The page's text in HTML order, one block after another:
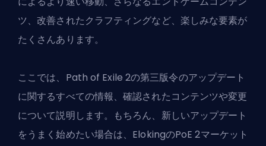
ツ、改善されたクラフティングなど、楽しみな要素が
たくさんあります。
ここでは、Path of Exile 2の第三版令のアップデート
に関するすべての情報、確認されたコンテンツや変更
について説明します。もちろん、新しいアップデート
をうまく始めたい場合は、 ElokingのPoE 2マーケット